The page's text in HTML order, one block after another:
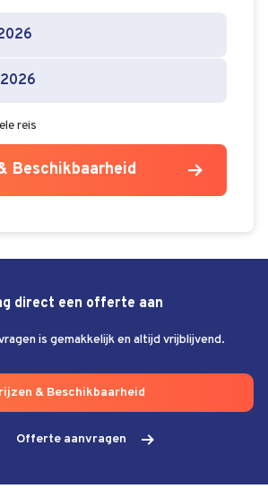
reis
Beschikbaarheid
direct een offerte aan
is gemakkelijk en altijd vrijblijvend.
& Beschikbaarheid
Offerte aanvragen